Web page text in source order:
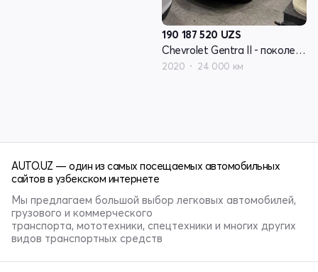
190 187 520 UZS
Chevrolet Gentra II - поколение
2020 24 000 км
AUTO.UZ — один из самых посещаемых автомобильных
сайтов в узбекском интернете
Мы предлагаем большой выбор легковых автомобилей,
грузового и коммерческого
транспорта, мототехники, спецтехники и многих других
видов транспортных средств